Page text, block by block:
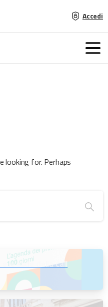
Accedi
looking for. Perhaps
le slide della call